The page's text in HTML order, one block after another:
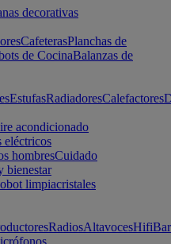
decorativas
CafeterasPlanchas de
de CocinaBalanzas de
EstufasRadiadoresCalefactores
acondicionado
eléctricos
hombresCuidado
bienestar
limpiacristales
RadiosAltavocesHifi